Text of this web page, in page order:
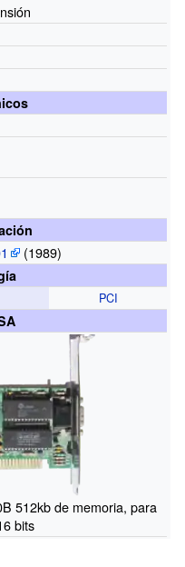
(1989)
PCI
512kb de memoria, para
bits